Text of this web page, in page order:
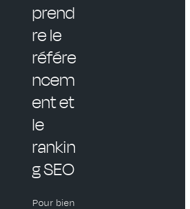
prend
re le
référe
ncem
ent et
le
rankin
g SEO
Pour bien